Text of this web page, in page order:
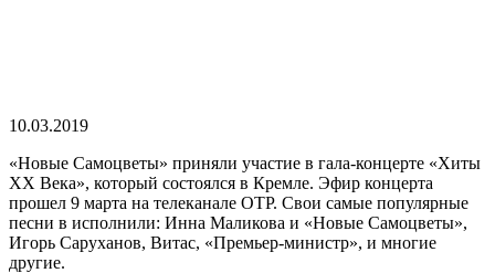
10.03.2019
«Новые Самоцветы» приняли участие в гала-концерте «Хиты
XX Века», который состоялся в Кремле. Эфир концерта
прошел 9 марта на телеканале ОТР. Свои самые популярные
песни в исполнили: Инна Маликова и «Новые Самоцветы»,
Игорь Саруханов, Витас, «Премьер-министр», и многие
другие.